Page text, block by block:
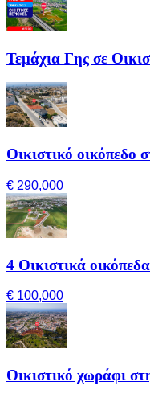
Τεμάχια Γης σε
Οικιστικό οικόπεδο
€ 290,000
4 Οικιστικά
€ 100,000
Οικιστικό χωράφι